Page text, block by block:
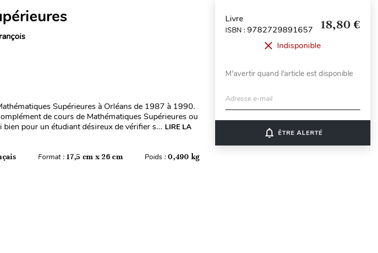
Supérieures à Orléans de 1987 à 1990.
de cours de Mathématiques Supérieures ou
pour un étudiant désireux de vérifier s... LIRE LA
Format :17,5 cm x 26 cm Poids :0,490 kg
Livre
ISBN : 9782729891657 18,80 €
Indisponible
M'avertir quand l'article est disponible
Adresse e-mail
notifications_none ÊTRE ALERTÉ